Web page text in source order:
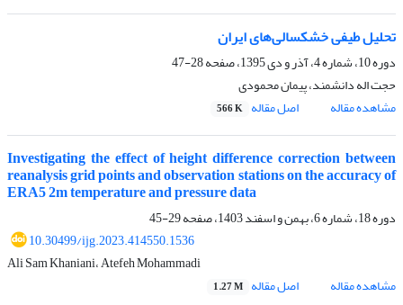
تحلیل طیفی خشکسالی‌های ایران
دوره 10، شماره 4، آذر و دی 1395، صفحه
28-47
حجت اله دانشمند، پیمان محمودی
مشاهده مقاله
اصل مقاله 566 K
Investigating the effect of height difference correction between
reanalysis grid points and observation stations on the accuracy of
ERA5 2m temperature and pressure data
دوره 18، شماره 6، بهمن و اسفند 1403، صفحه
29-45
10.30499/ijg.2023.414550.1536
Ali Sam Khaniani، Atefeh Mohammadi
مشاهده مقاله
اصل مقاله 1.27 M